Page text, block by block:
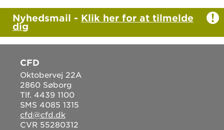
Nyhedsmail - Klik her for at tilmelde
dig
CFD
Oktobervej 22A
2860 Søborg
Tlf. 4439 1100
SMS 4085 1315
cfd@cfd.dk
CVR 55280312